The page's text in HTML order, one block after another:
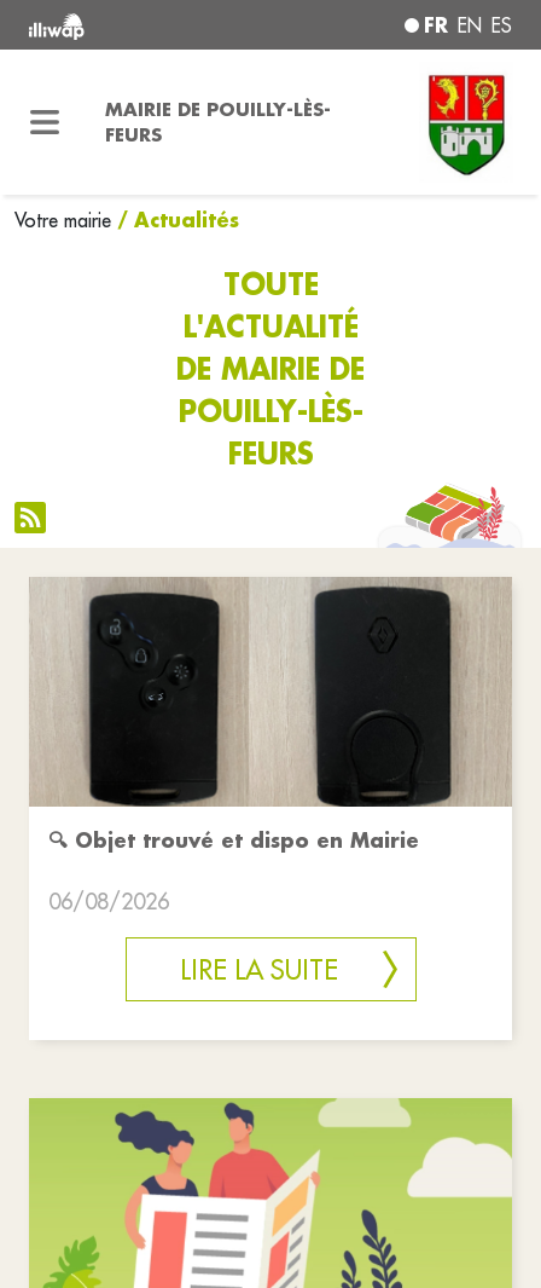
FR EN ES
MAIRIE DE POUILLY-LÈS-
FEURS
Votre mairie / Actualités
TOUTE
L'ACTUALITÉ
DE MAIRIE DE
POUILLY-LÈS-
FEURS
🔍 Objet trouvé et dispo en Mairie
06/08/2026
LIRE LA SUITE